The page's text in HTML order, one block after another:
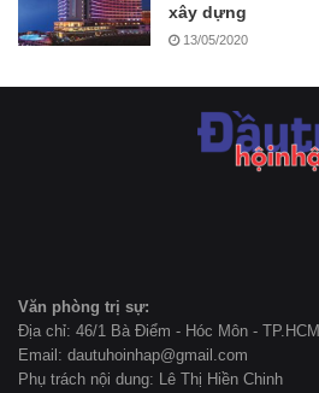
xây dựng
13/05/2020
Văn phòng trị sự:
Địa chỉ: 46/1 Bà Điểm - Hóc Môn - TP.HCM
Email: dautuhoinhap@gmail.com
Phụ trách nội dung: Lê Thị Hiền Chinh